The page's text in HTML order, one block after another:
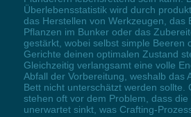
Überlebensstatistik wird durch
das Herstellen von Werkzeugen, das
Pflanzen im Bunker oder das
gestärkt, wobei selbst simple Beeren
Gerichte deinen optimalen Zustand
Gleichzeitig verlangsamt eine volle
Abfall der Vorbereitung, weshalb das
Bett nicht unterschätzt werden sollte.
stehen oft vor dem Problem, dass die
unerwartet sinkt, was Crafting-